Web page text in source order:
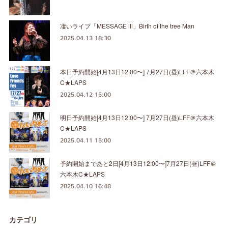
凄いライブ「MESSAGE Ⅲ」Birth of the tree Man
2025.04.13 18:30
本日予約開始[4月13日12:00〜] 7月27日(昼)LFF＠六本木
C★LAPS
2025.04.12 15:00
明日予約開始[4月13日12:00〜] 7月27日(昼)LFF＠六本木
C★LAPS
2025.04.11 15:00
予約開始まであと2日[4月13日12:00〜]7月27日(昼)LFF＠
六本木C★LAPS
2025.04.10 16:48
カテゴリ